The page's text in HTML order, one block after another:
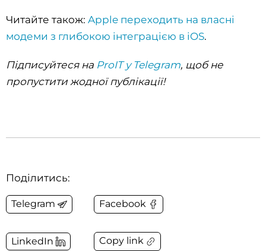
Читайте також: Apple переходить на власні
модеми з глибокою інтеграцією в iOS.
Підписуйтеся на ProIT у Telegram, щоб не
пропустити жодної публікації!
Поділитись:
Telegram Facebook
LinkedIn Copy link